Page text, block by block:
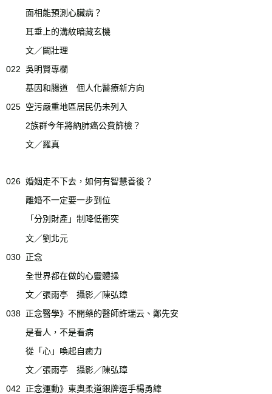
面相能預測心臟病？
耳垂上的溝紋暗藏玄機
文／闕壯理
022 吳明賢專欄
基因和腸道 個人化醫療新方向
025 空污嚴重地區居民仍未列入
2族群今年將納肺癌公費篩檢？
文／羅真
026 婚姻走不下去，如何有智慧善後？
離婚不一定要一步到位
「分別財產」制降低衝突
文／劉北元
030 正念
全世界都在做的心靈體操
文／張雨亭 攝影／陳弘璋
038 正念醫學》不開藥的醫師許瑞云、鄭先安
是看人，不是看病
從「心」喚起自癒力
文／張雨亭 攝影／陳弘璋
042
正念運動》東奧柔道銀牌選手楊勇緯